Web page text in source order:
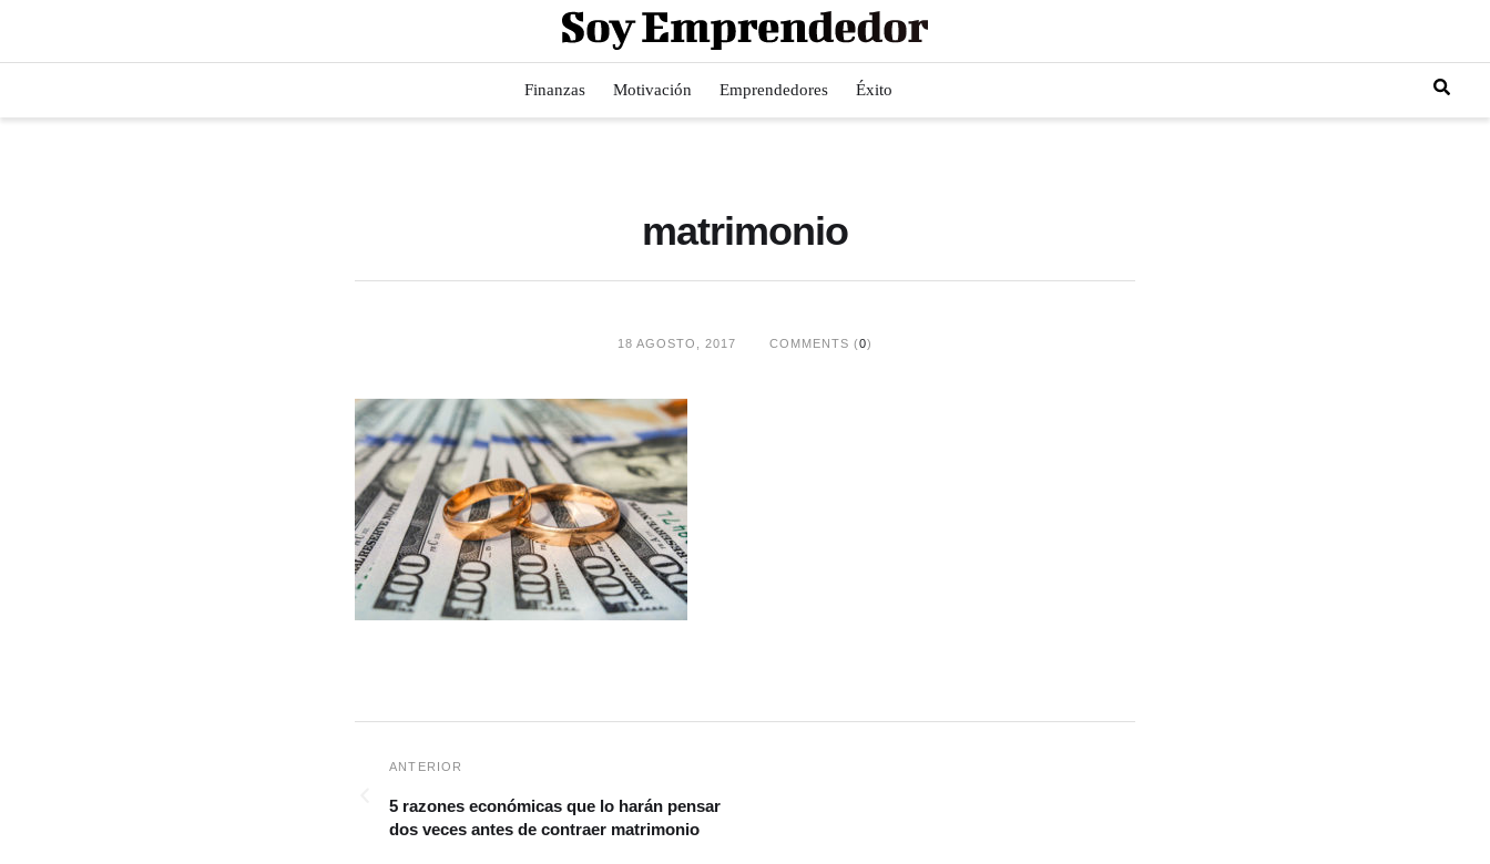
Finanzas Motivación Emprendedores Éxito
matrimonio
18 AGOSTO, 2017 COMMENTS (0)
5 razones económicas que lo harán pensar
dos veces antes de contraer matrimonio